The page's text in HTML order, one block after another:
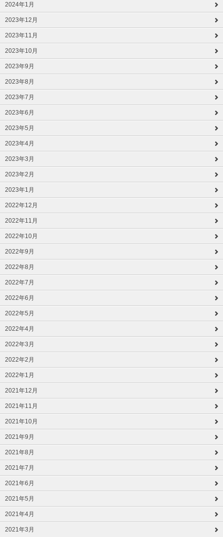
2024年1月
2023年12月
2023年11月
2023年10月
2023年9月
2023年8月
2023年7月
2023年6月
2023年5月
2023年4月
2023年3月
2023年2月
2023年1月
2022年12月
2022年11月
2022年10月
2022年9月
2022年8月
2022年7月
2022年6月
2022年5月
2022年4月
2022年3月
2022年2月
2022年1月
2021年12月
2021年11月
2021年10月
2021年9月
2021年8月
2021年7月
2021年6月
2021年5月
2021年4月
2021年3月